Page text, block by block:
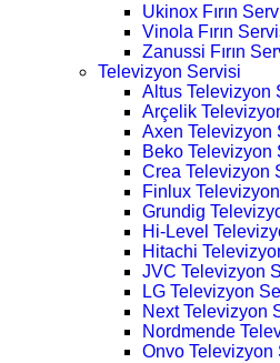
Ukinox Fırın
Vinola Fırın
Zanussi Fırın
Televizyon Servisi
Altus Televizyon
Arçelik
Axen Televizyon
Beko Televizyon
Crea Televizyon
Finlux
Grundig
Hi-Level
Hitachi
JVC Televizyon
LG Televizyon
Next Televizyon
Nordmende
Onvo Televizyon